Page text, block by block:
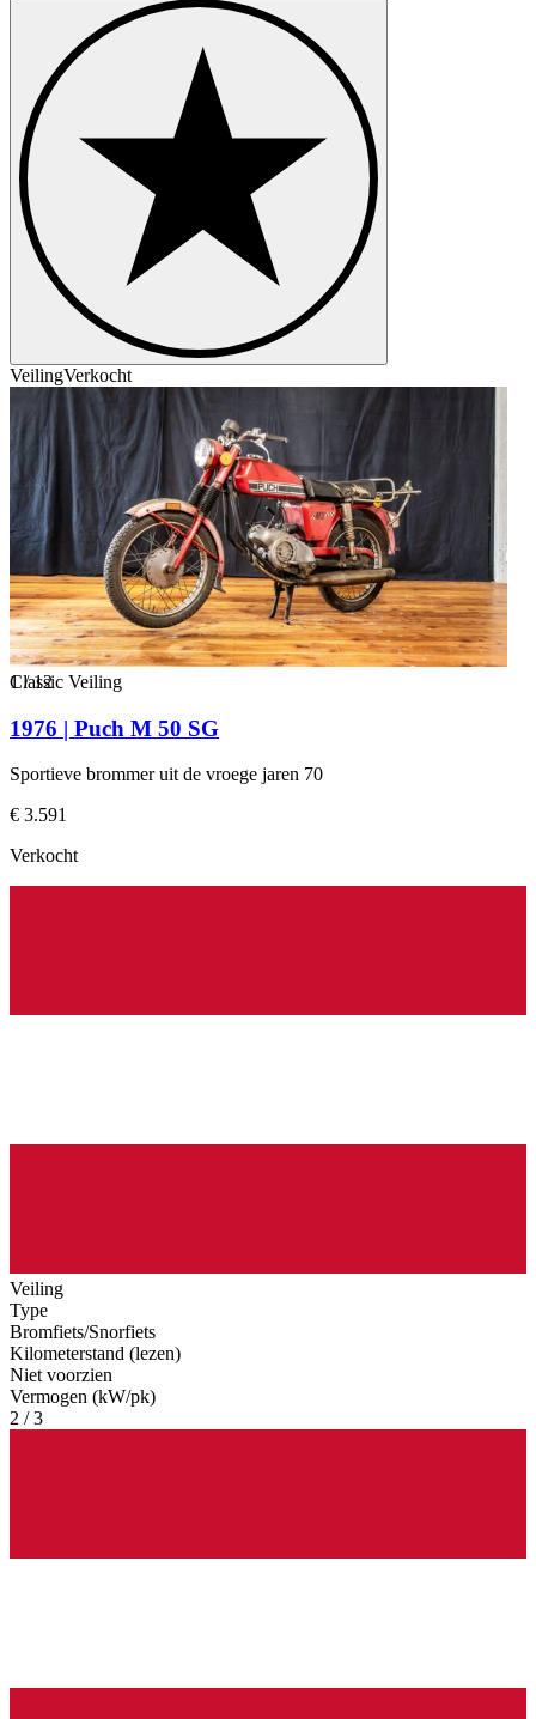
VeilingVerkocht
1/12
Classic Veiling
1976 | Puch M 50 SG
Sportieve brommer uit de vroege jaren 70
€ 3.591
Verkocht
Veiling
Type
Bromfiets/Snorfiets
Kilometerstand (lezen)
Niet voorzien
Vermogen (kW/pk)
2 / 3